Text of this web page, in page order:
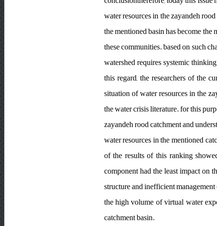
water resources in the zayandeh
the mentioned basin has become
these communities. based on such
watershed requires systemic
this regard, the researchers of the
situation of water resources in the
the water crisis literature. for this
zayandeh rood catchment and
water resources in the mentioned
of the results of this ranking
component had the least impact on
structure and inefficient
the high volume of virtual water
catchment basin.